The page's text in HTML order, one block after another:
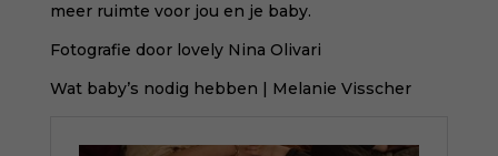
meer ruimte voor jou en je baby.
Fotografie door lovely Nina Olivari
Wat baby’s nodig hebben | Melanie Visscher